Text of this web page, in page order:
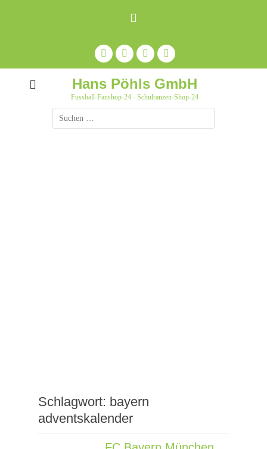
Facebook
Feed
Auf
Pinterest
pinnen
YouTube
Hans Pöhls GmbH
Fussball-Fanshop-24 - Schulranzen-Shop-24
Suche
nach:
Schlagwort: bayern
adventskalender